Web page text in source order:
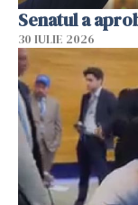
Senatul a
30 IULIE 2026